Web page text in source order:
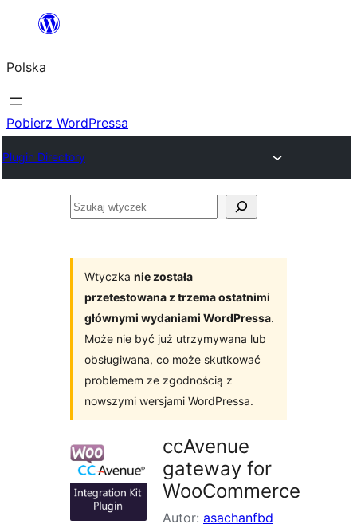
Przejdź
treści
Polska
Pobierz WordPressa
Plugin Directory
Szukaj
Wtyczka nie została
przetestowana z trzema ostatnimi
głównymi wydaniami WordPressa.
Może nie być już utrzymywana lub
obsługiwana, co może skutkować
problemem ze zgodnością z
nowszymi wersjami WordPressa.
ccAvenue
gateway for
WooCommerce
Autor: asachanfbd